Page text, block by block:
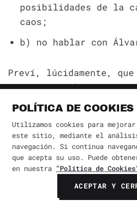
posibilidades de la
caos;
b) no hablar con
Preví, lúcidamente,
optaría por b. A partir
primera hora, empezó a
instrumento, que algún
irrecuperable voz de
rebajarse a
inútiles y quizá
ese engañado Carlos
POLÍTICA DE COOKIES
Utilizamos cookies para
este sitio, mediante el
navegación. Si continua
que acepta su uso. Puede
en nuestra "Política de
ACEPTAR Y